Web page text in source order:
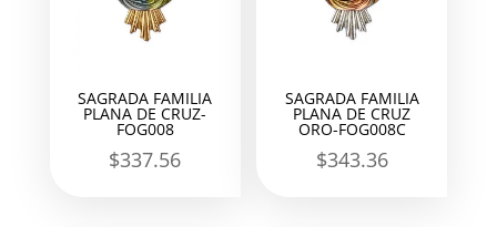
SAGRADA FAMILIA
PLANA DE CRUZ-
FOG008
$337.56
SAGRADA FAMILIA
PLANA DE CRUZ
ORO-FOG008C
$343.36